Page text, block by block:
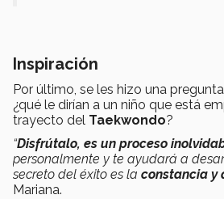
Inspiración
Por último, se les hizo una
¿qué le dirían a un niño que está
trayecto del Taekwondo?
“Disfrútalo, es un proceso
personalmente y te ayudará a
secreto del éxito es la constancia y
Mariana.